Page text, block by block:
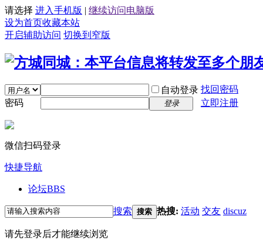
请选择 进入手机版 | 继续访问电脑版
设为首页收藏本站
开启辅助访问 切换到窄版
自动登录 找回密码
密码
登录 立即注册
微信扫码登录
快捷导航
论坛BBS
搜索 搜索 热搜: 活动 交友 discuz
请先登录后才能继续浏览